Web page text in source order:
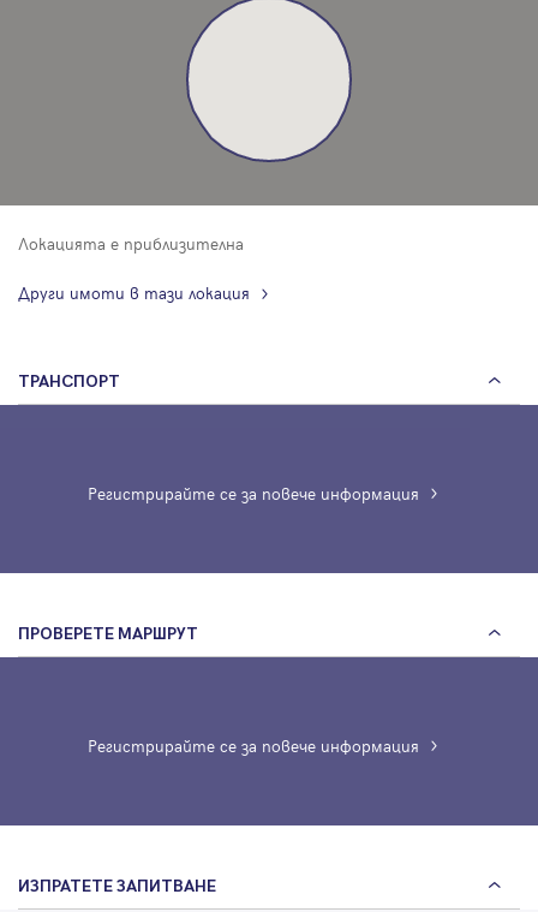
Локацията е приблизителна
Други имоти в тази локация
ТРАНСПОРТ
Регистрирайте се за повече информация
ПРОВЕРЕТЕ МАРШРУТ
Регистрирайте се за повече информация
ИЗПРАТЕТЕ ЗАПИТВАНЕ